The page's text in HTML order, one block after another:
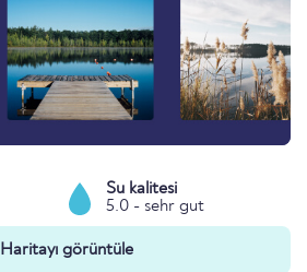
Su kalitesi
5.0 - sehr gut
Haritayı görüntüle